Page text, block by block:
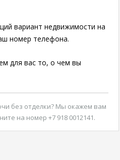
вариант недвижимости на
номер телефона.
для вас то, о чем вы
без отделки? Мы окажем вам
на номер +7 918 0012141.